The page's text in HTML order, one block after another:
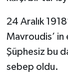
24 Aralık
Mavroudis’ in
Şüphesiz bu
sebep oldu.